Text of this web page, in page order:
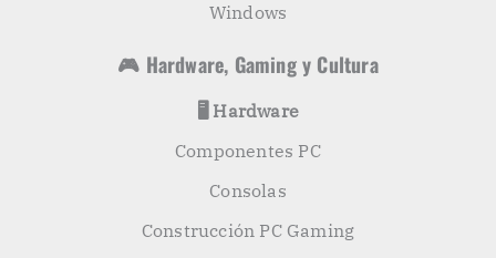
Windows
🎮 Hardware, Gaming y Cultura
🖥️ Hardware
Componentes PC
Consolas
Construcción PC Gaming